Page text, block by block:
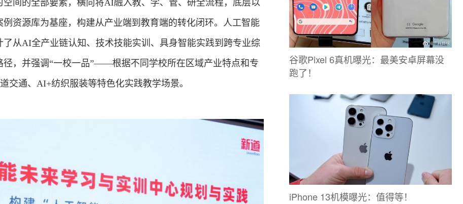
间的全部要素，横向将AI融入教、学、管、研全流程，底层以
资源库为基座，构建从产业端到教育端的转化闭环。人工智能
从AI全产业链认知、技术技能实训、具身智能实践到跨专业综
径，并强调“一校一品”——根据不同学校所在区域产业特点和专
交通、AI+纺织服装等特色化实践教学场景。
谷歌Pixel 6真机曝光：最美安卓屏幕没
跑了！
iPhone 13机模曝光：值得等！